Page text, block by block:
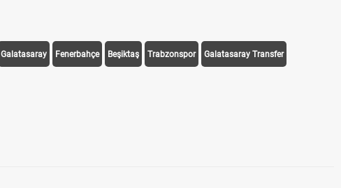
Galatasaray Fenerbahçe Beşiktaş Trabzonspor Galatasaray Transfer